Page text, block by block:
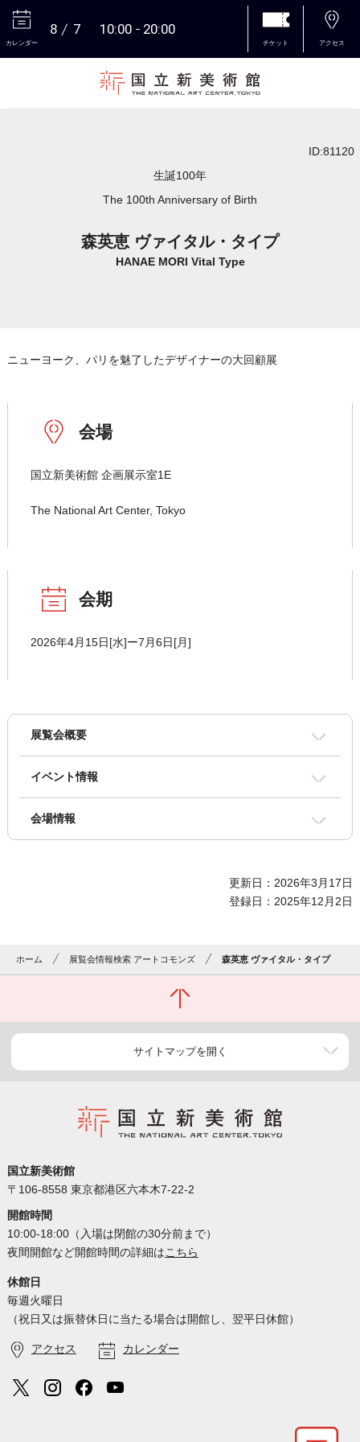
カレンダー
8 7 10:00 20:00
チケット アクセス
ID:81120
生誕100年
The 100th Anniversary of Birth
森英恵 ヴァイタル・タイプ
HANAE MORI Vital Type
ニューヨーク、パリを魅了したデザイナーの大回顧展
会場
国立新美術館 企画展示室1E
The National Art Center, Tokyo
会期
2026年4月15日[水]ー7月6日[月]
展覧会概要
イベント情報
会場情報
更新日：2026年3月17日
登録日：2025年12月2日
ホーム 展覧会情報検索 アートコモンズ 森英恵 ヴァイタル・タイプ
サイトマップを開く
国立新美術館
〒106-8558 東京都港区六本木7-22-2
開館時間
10:00-18:00（入場は閉館の30分前まで）
夜間開館など開館時間の詳細はこちら
休館日
毎週火曜日
（祝日又は振替休日に当たる場合は開館し、翌平日休館）
アクセス カレンダー